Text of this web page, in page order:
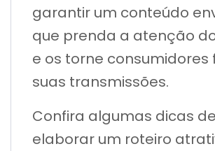
garantir um conteúdo
que prenda a atenção
e os torne consumidores
suas transmissões.
Confira algumas dicas
elaborar um roteiro